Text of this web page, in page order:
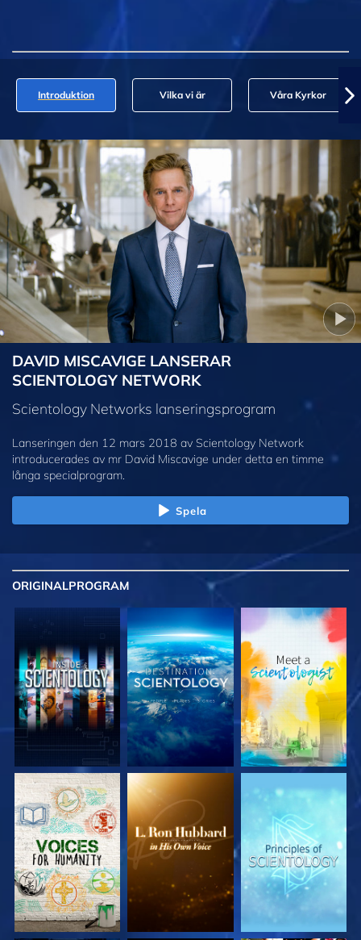
Introduktion Vilka vi är Våra Kyrkor
DAVID MISCAVIGE LANSERAR
SCIENTOLOGY NETWORK
Scientology Networks lanseringsprogram
Lanseringen den 12 mars 2018 av Scientology Network
introducerades av mr David Miscavige under detta en timme
långa specialprogram.
Spela
ORIGINALPROGRAM
UTFORSKA
SERIEN
UTFORSKA
SERIEN
UTFORSKA
SERIEN